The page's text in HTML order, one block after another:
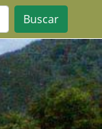
Buscar